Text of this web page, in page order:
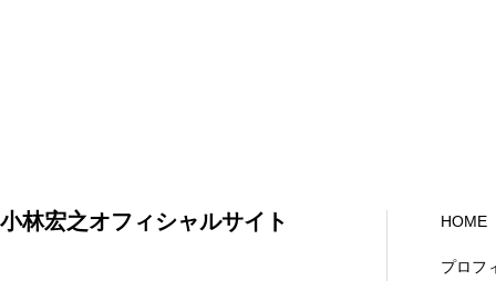
小林宏之オフィシャルサイト HOME
プロフ